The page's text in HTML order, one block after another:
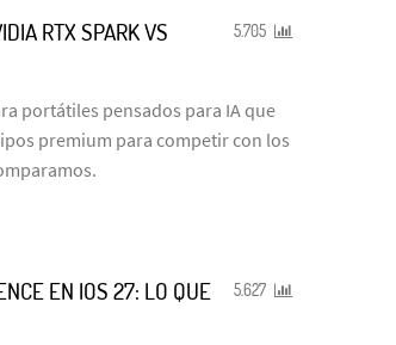
5.705
RTX SPARK VS
portátiles pensados para IA que
premium para competir con los
5.627
EN IOS 27: LO QUE